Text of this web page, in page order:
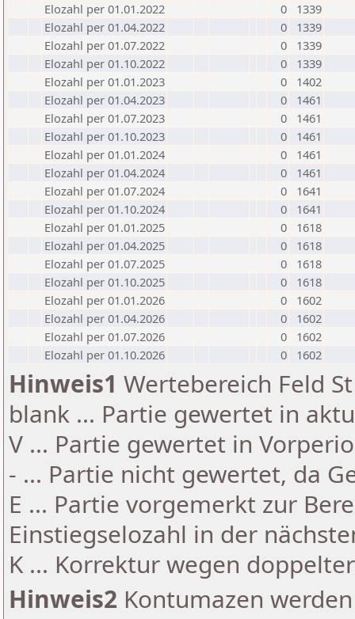
Elozahl per 01.01.2022
0
1339
Elozahl per 01.04.2022
0
1339
Elozahl per 01.07.2022
0
1339
Elozahl per 01.10.2022
0
1339
Elozahl per 01.01.2023
0
1402
Elozahl per 01.04.2023
0
1461
Elozahl per 01.07.2023
0
1461
Elozahl per 01.10.2023
0
1461
Elozahl per 01.01.2024
0
1461
Elozahl per 01.04.2024
0
1461
Elozahl per 01.07.2024
0
1641
Elozahl per 01.10.2024
0
1641
Elozahl per 01.01.2025
0
1618
Elozahl per 01.04.2025
0
1618
Elozahl per 01.07.2025
0
1618
Elozahl per 01.10.2025
0
1618
Elozahl per 01.01.2026
0
1602
Elozahl per 01.04.2026
0
1602
Elozahl per 01.07.2026
0
1602
Elozahl per 01.10.2026
0 1602
Hinweis1 Wertebereich Feld
blank ... Partie gewertet in
V ... Partie gewertet in
- ... Partie nicht gewertet, da
E ... Partie vorgemerkt zur
Einstiegselozahl in der
K ... Korrektur wegen
Hinweis2 Kontumazen